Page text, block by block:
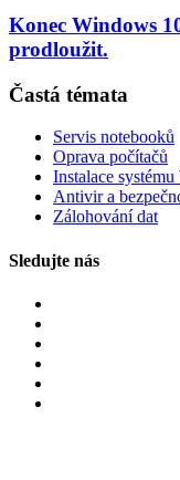
Konec Windows
prodloužit.
Častá témata
Servis notebooků
Oprava počítačů
Instalace
Antivir a
Zálohování dat
Sledujte nás